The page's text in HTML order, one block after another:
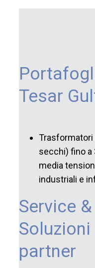
Tesar
secchi) fino a
media
industriali e
Service
partner